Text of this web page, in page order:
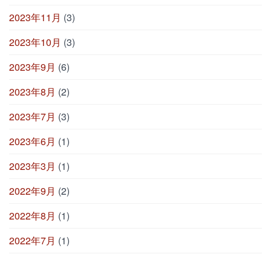
2023年11月 (3)
2023年10月 (3)
2023年9月 (6)
2023年8月 (2)
2023年7月 (3)
2023年6月 (1)
2023年3月 (1)
2022年9月 (2)
2022年8月 (1)
2022年7月 (1)